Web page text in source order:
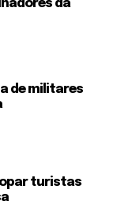
da
de militares
turistas